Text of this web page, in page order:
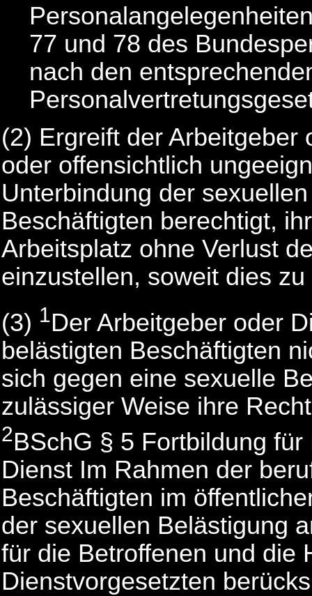
77 und 78 des
nach den
(2) Ergreift der Arbeitgeber
oder offensichtlich
Unterbindung der
Beschäftigten berechtigt,
Arbeitsplatz ohne Verlust
einzustellen, soweit dies
(3) 1Der Arbeitgeber oder
belästigten Beschäftigten
sich gegen eine sexuelle
zulässiger Weise ihre
2BSchG § 5 Fortbildung
Dienst Im Rahmen der
Beschäftigten im
der sexuellen Belästigung
für die Betroffenen und die
Dienstvorgesetzten